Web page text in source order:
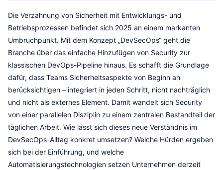
Die Verzahnung von Sicherheit mit Entwicklungs- und
Betriebsprozessen befindet sich 2025 an einem markanten
Umbruchpunkt. Mit dem Konzept „DevSecOps“ geht die
Branche über das einfache Hinzufügen von Security zur
klassischen DevOps-Pipeline hinaus. Es schafft die Grundlage
dafür, dass Teams Sicherheitsaspekte von Beginn an
berücksichtigen – integriert in jeden Schritt, nicht nachträglich
und nicht als externes Element. Damit wandelt sich Security
von einer parallelen Disziplin zu einem zentralen Bestandteil der
täglichen Arbeit. Wie lässt sich dieses neue Verständnis im
DevSecOps-Alltag konkret umsetzen? Welche Hürden ergeben
sich bei der Einführung, und welche
Automatisierungstechnologien setzen Unternehmen derzeit